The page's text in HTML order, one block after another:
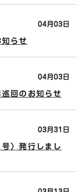
04月03日
らせ
04月03日
回のお知らせ
03月31日
）発行しまし